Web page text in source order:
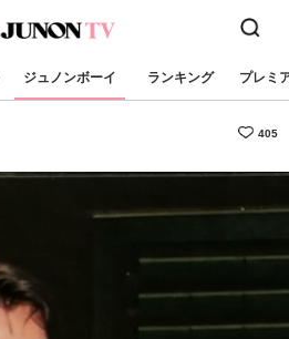
ジュノンボーイ ランキング プレミ
405